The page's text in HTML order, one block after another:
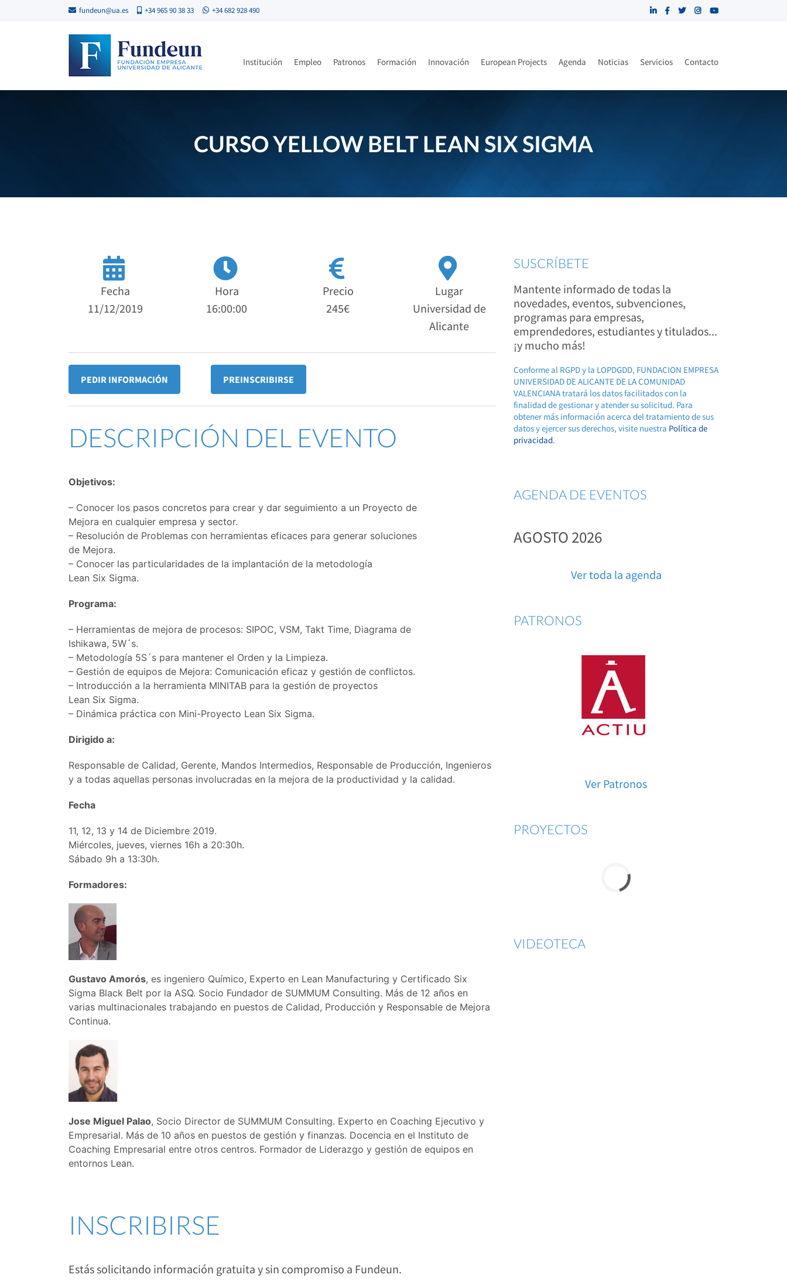
fundeun@ua.es +34 965 90 38 33 +34 682 928 490
Institución Empleo Patronos Formación Innovación European Projects Agenda Noticias Servicios Contacto
CURSO YELLOW BELT LEAN SIX SIGMA
Fecha
11/12/2019
Hora
16:00:00
Precio
245€
Lugar
Universidad de
Alicante
PEDIR INFORMACIÓN PREINSCRIBIRSE
DESCRIPCIÓN DEL EVENTO
Objetivos:
– Conocer los pasos concretos para crear y dar seguimiento a un Proyecto de
Mejora en cualquier empresa y sector.
– Resolución de Problemas con herramientas eficaces para generar soluciones
de Mejora.
– Conocer las particularidades de la implantación de la metodología
Lean Six Sigma.
Programa:
– Herramientas de mejora de procesos: SIPOC, VSM, Takt Time, Diagrama de
Ishikawa, 5W´s.
– Metodología 5S´s para mantener el Orden y la Limpieza.
– Gestión de equipos de Mejora: Comunicación eficaz y gestión de conflictos.
– Introducción a la herramienta MINITAB para la gestión de proyectos
Lean Six Sigma.
– Dinámica práctica con Mini-Proyecto Lean Six Sigma.
Dirigido a:
Responsable de Calidad, Gerente, Mandos Intermedios, Responsable de Producción, Ingenieros
y a todas aquellas personas involucradas en la mejora de la productividad y la calidad.
Fecha
11, 12, 13 y 14 de Diciembre 2019.
Miércoles, jueves, viernes 16h a 20:30h.
Sábado 9h a 13:30h.
Formadores:
Gustavo Amorós, es ingeniero Químico, Experto en Lean Manufacturing y Certificado Six
Sigma Black Belt por la ASQ. Socio Fundador de SUMMUM Consulting. Más de 12 años en
varias multinacionales trabajando en puestos de Calidad, Producción y Responsable de Mejora
Continua.
Jose Miguel Palao, Socio Director de SUMMUM Consulting. Experto en Coaching Ejecutivo y
Empresarial. Más de 10 años en puestos de gestión y finanzas. Docencia en el Instituto de
Coaching Empresarial entre otros centros. Formador de Liderazgo y gestión de equipos en
entornos Lean.
INSCRIBIRSE
Estás solicitando información gratuita y sin compromiso a Fundeun.
SUSCRÍBETE
Mantente informado de todas la
novedades, eventos, subvenciones,
programas para empresas,
emprendedores, estudiantes y titulados...
¡y mucho más!
Conforme al RGPD y la LOPDGDD, FUNDACION EMPRESA
UNIVERSIDAD DE ALICANTE DE LA COMUNIDAD
VALENCIANA tratará los datos facilitados con la
finalidad de gestionar y atender su solicitud. Para
obtener más información acerca del tratamiento de sus
datos y ejercer sus derechos, visite nuestra Política de
privacidad.
AGENDA DE EVENTOS
AGOSTO 2026
Ver toda la agenda
PATRONOS
Ver Patronos
PROYECTOS
VIDEOTECA